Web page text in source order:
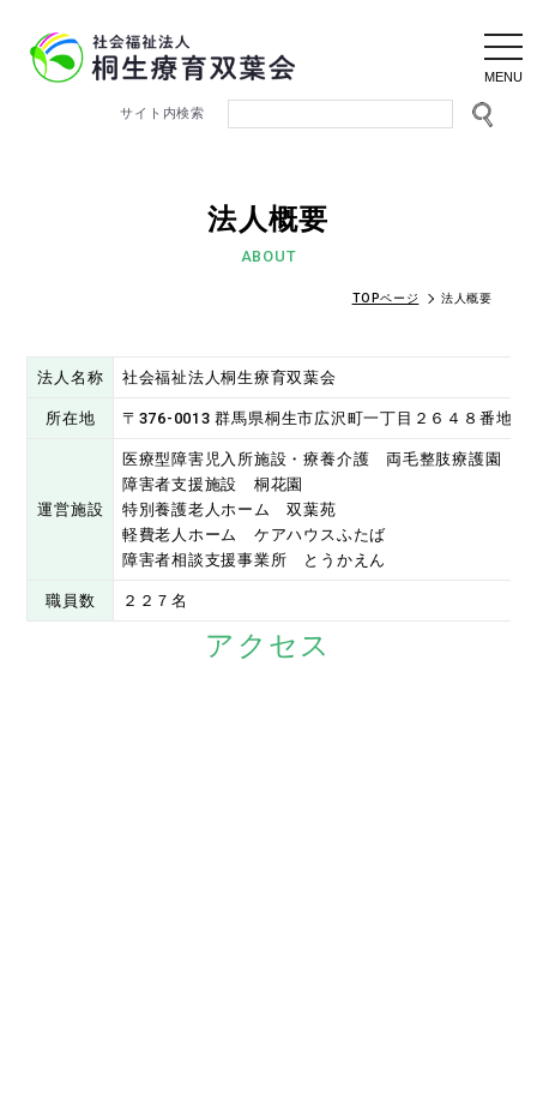
法人概要
ABOUT
TOPページ 法人概要
法人名称 社会福祉法人桐生療育双葉会
所在地 〒376-0013 群馬県桐生市広沢町一丁目２６４８番地の
運営施設
医療型障害児入所施設・療養介護 両毛整肢療護園
障害者支援施設 桐花園
特別養護老人ホーム 双葉苑
軽費老人ホーム ケアハウスふたば
障害者相談支援事業所 とうかえん
職員数 ２２７名
アクセス